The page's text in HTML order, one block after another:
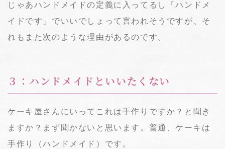
じゃあハンドメイドの定義に入ってるし「ハンドメ
イドです」でいいでしょって言われそうですが、そ
れもまた次のような理由があるのです。
３：ハンドメイドといいたくない
ケーキ屋さんにいってこれは手作りですか？と聞き
ますか？まず聞かないと思います。普通、ケーキは
手作り（ハンドメイド）です。